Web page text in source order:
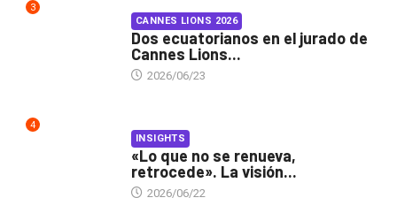
3
CANNES LIONS 2026
Dos ecuatorianos en el jurado de
Cannes Lions...
2026/06/23
4
INSIGHTS
«Lo que no se renueva,
retrocede». La visión...
2026/06/22